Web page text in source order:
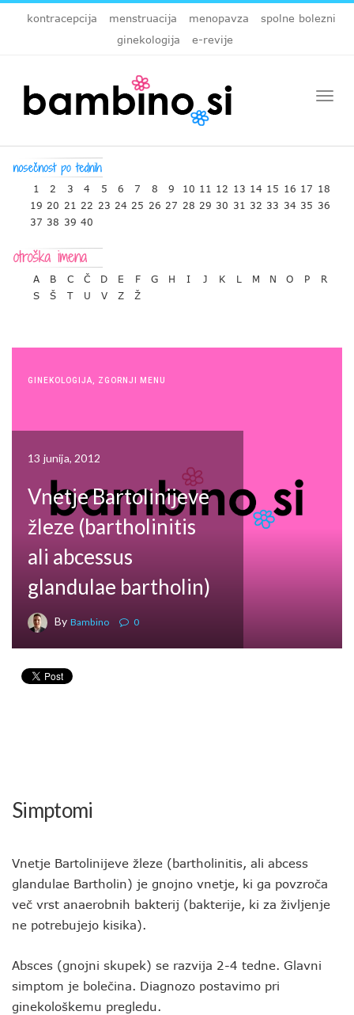
kontracepcija menstruacija menopavza
spolne bolezni
ginekologija
e-revije
1 2 3 4 5 6 7 8 9 10 11 12 13 14 15 16 17 18
19 20 21 22 23 24 25 26 27 28 29 30 31 32 33 34 35 36
37 38 39 40
A B C Č D E F G H I J K L M N O P
R
S
Š T U V Z Ž
GINEKOLOGIJA ZGORNJI MENU
13 junija, 2012
Vnetje Bartolinijeve
žleze (bartholinitis
ali abcessus
glandulae bartholin)
By Bambino 0
Simptomi
Vnetje Bartolinijeve žleze (bartholinitis, ali abcess
glandulae Bartholin) je gnojno vnetje, ki ga povzroča
več vrst anaerobnih bakterij (bakterije, ki za življenje
ne potrebujejo kisika).
Absces (gnojni skupek) se razvija 2-4 tedne. Glavni
simptom je bolečina. Diagnozo postavimo pri
ginekološkemu pregledu.